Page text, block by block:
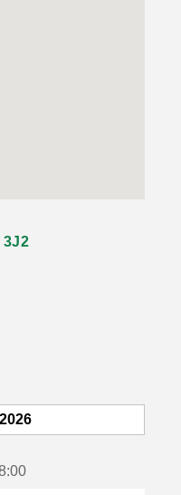
3J2